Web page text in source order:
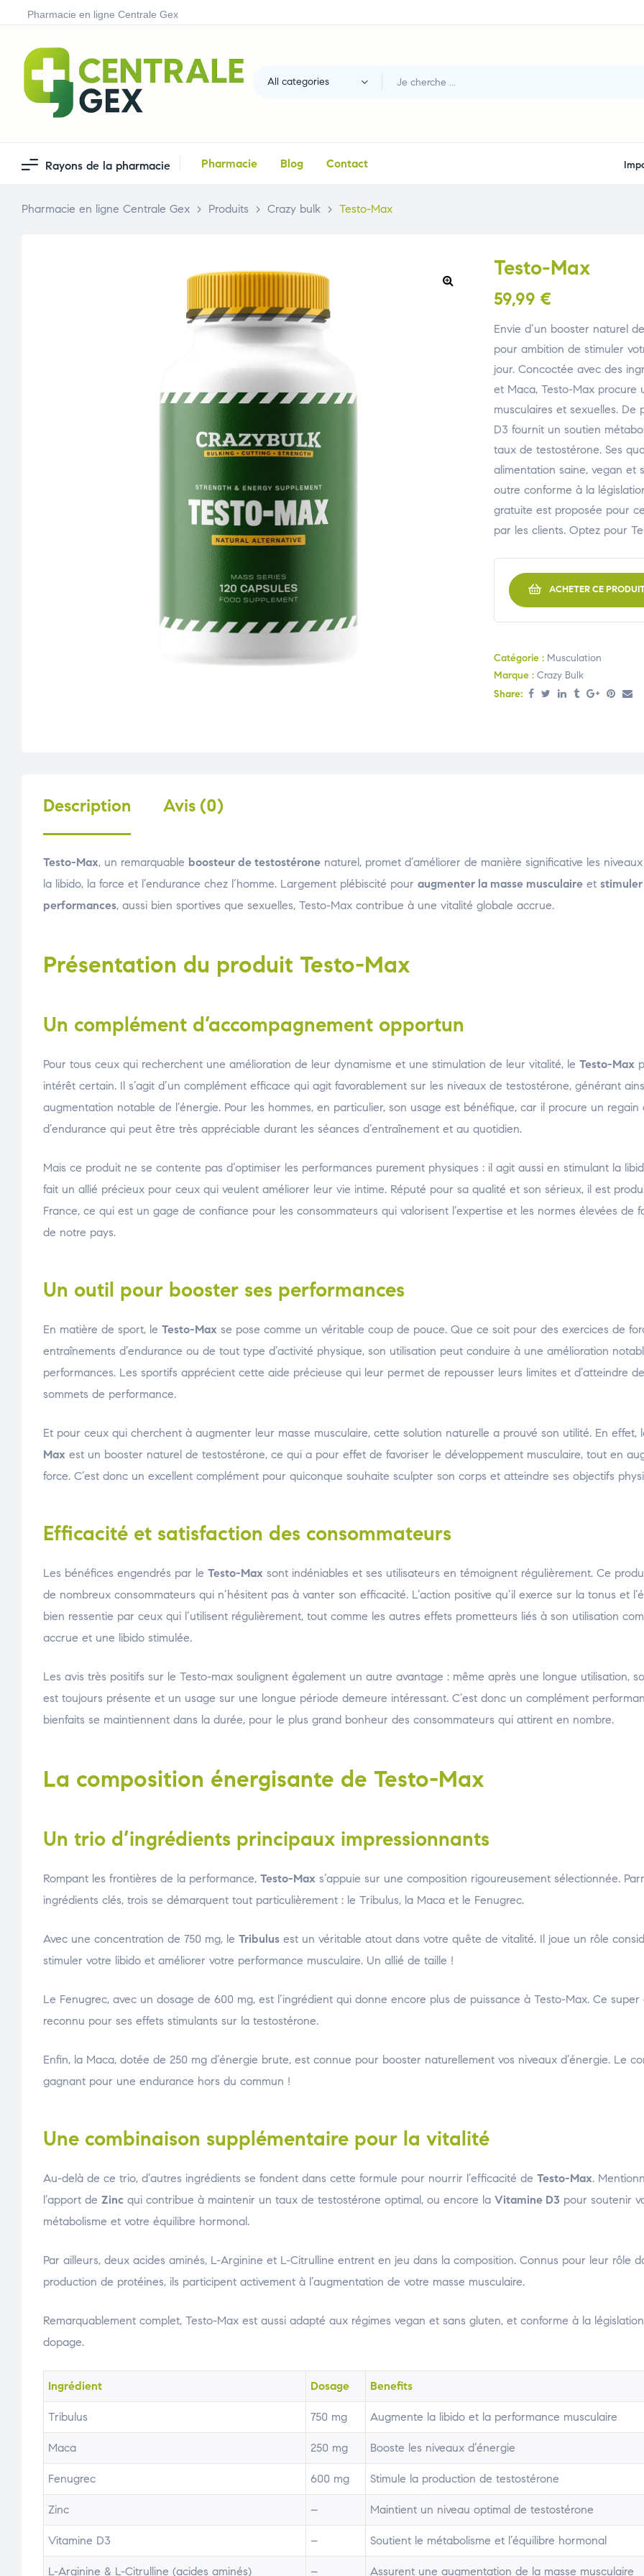
Pharmacie en ligne Centrale Gex
All categories
Rayons de la pharmacie Pharmacie Blog Contact
Pharmacie en ligne Centrale Gex > Produits > Crazy bulk > Testo-Max
Testo-Max
59,99 €
Envie d’un booster naturel
pour ambition de stimuler
jour. Concoctée avec des
et Maca, Testo-Max procure
musculaires et sexuelles.
D3 fournit un soutien
taux de testostérone. Ses
alimentation saine, vegan et
outre conforme à la
gratuite est proposée pour
par les clients. Optez pour
ACHETER CE
Catégorie : Musculation
Marque : Crazy Bulk
Share:
Description Avis (0)
Testo-Max, un remarquable boosteur de testostérone naturel, promet d’améliorer de manière significative les niveaux
la libido, la force et l’endurance chez l’homme. Largement plébiscité pour augmenter la masse musculaire et stimuler
performances, aussi bien sportives que sexuelles, Testo-Max contribue à une vitalité globale accrue.
Présentation du produit Testo-Max
Un complément d’accompagnement opportun
Pour tous ceux qui recherchent une amélioration de leur dynamisme et une stimulation de leur vitalité, le Testo-Max
intérêt certain. Il s’agit d’un complément efficace qui agit favorablement sur les niveaux de testostérone, générant
augmentation notable de l’énergie. Pour les hommes, en particulier, son usage est bénéfique, car il procure un
d’endurance qui peut être très appréciable durant les séances d’entraînement et au quotidien.
Mais ce produit ne se contente pas d’optimiser les performances purement physiques : il agit aussi en stimulant la
fait un allié précieux pour ceux qui veulent améliorer leur vie intime. Réputé pour sa qualité et son sérieux, il est
France, ce qui est un gage de confiance pour les consommateurs qui valorisent l’expertise et les normes élevées de
de notre pays.
Un outil pour booster ses performances
En matière de sport, le Testo-Max se pose comme un véritable coup de pouce. Que ce soit pour des exercices de
entraînements d’endurance ou de tout type d’activité physique, son utilisation peut conduire à une amélioration
performances. Les sportifs apprécient cette aide précieuse qui leur permet de repousser leurs limites et d’atteindre
sommets de performance.
Et pour ceux qui cherchent à augmenter leur masse musculaire, cette solution naturelle a prouvé son utilité. En effet,
Max est un booster naturel de testostérone, ce qui a pour effet de favoriser le développement musculaire, tout en
force. C’est donc un excellent complément pour quiconque souhaite sculpter son corps et atteindre ses objectifs
Efficacité et satisfaction des consommateurs
Les bénéfices engendrés par le Testo-Max sont indéniables et ses utilisateurs en témoignent régulièrement. Ce
de nombreux consommateurs qui n’hésitent pas à vanter son efficacité. L’action positive qu’il exerce sur la tonus et
bien ressentie par ceux qui l’utilisent régulièrement, tout comme les autres effets prometteurs liés à son utilisation
accrue et une libido stimulée.
Les avis très positifs sur le Testo-max soulignent également un autre avantage : même après une longue utilisation,
est toujours présente et un usage sur une longue période demeure intéressant. C’est donc un complément
bienfaits se maintiennent dans la durée, pour le plus grand bonheur des consommateurs qui attirent en nombre.
La composition énergisante de Testo-Max
Un trio d’ingrédients principaux impressionnants
Rompant les frontières de la performance, Testo-Max s’appuie sur une composition rigoureusement sélectionnée.
ingrédients clés, trois se démarquent tout particulièrement : le Tribulus, la Maca et le Fenugrec.
Avec une concentration de 750 mg, le Tribulus est un véritable atout dans votre quête de vitalité. Il joue un rôle
stimuler votre libido et améliorer votre performance musculaire. Un allié de taille !
Le Fenugrec, avec un dosage de 600 mg, est l’ingrédient qui donne encore plus de puissance à Testo-Max. Ce super
reconnu pour ses effets stimulants sur la testostérone.
Enfin, la Maca, dotée de 250 mg d’énergie brute, est connue pour booster naturellement vos niveaux d’énergie. Le
gagnant pour une endurance hors du commun !
Une combinaison supplémentaire pour la vitalité
Au-delà de ce trio, d’autres ingrédients se fondent dans cette formule pour nourrir l’efficacité de Testo-Max.
l’apport de Zinc qui contribue à maintenir un taux de testostérone optimal, ou encore la Vitamine D3 pour soutenir
métabolisme et votre équilibre hormonal.
Par ailleurs, deux acides aminés, L-Arginine et L-Citrulline entrent en jeu dans la composition. Connus pour leur rôle
production de protéines, ils participent activement à l’augmentation de votre masse musculaire.
Remarquablement complet, Testo-Max est aussi adapté aux régimes vegan et sans gluten, et conforme à la
dopage.
Ingrédient Dosage Benefits
Tribulus 750 mg Augmente la libido et la performance musculaire
Maca 250 mg Booste les niveaux d’énergie
Fenugrec 600 mg Stimule la production de testostérone
Zinc – Maintient un niveau optimal de testostérone
Vitamine D3 – Soutient le métabolisme et l’équilibre hormonal
L-Arginine & L-Citrulline (acides aminés) – Assurent une augmentation de la masse musculaire